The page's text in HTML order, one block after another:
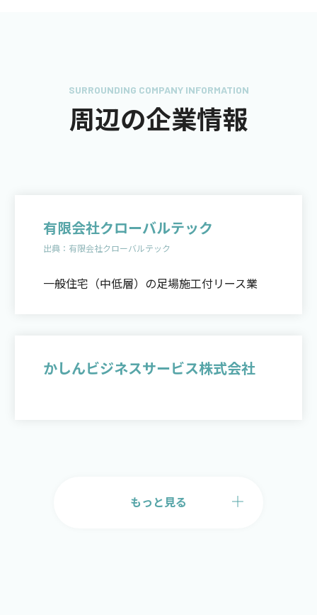
SURROUNDING COMPANY INFORMATION
周辺の企業情報
有限会社クローバルテック
出典： 有限会社クローバルテック
一般住宅（中低層）の足場施工付リース業
かしんビジネスサービス株式会社
もっと見る